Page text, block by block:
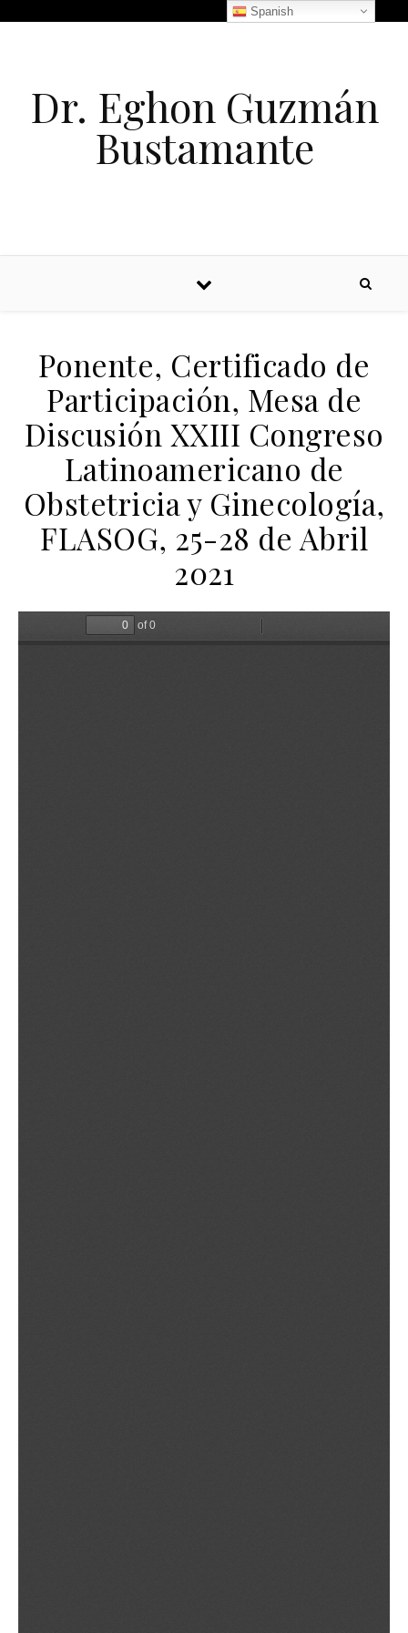
Dr. Eghon Guzmán
Bustamante
Ponente, Certificado de
Participación, Mesa de
Discusión XXIII Congreso
Latinoamericano de
Obstetricia y Ginecología,
FLASOG, 25-28 de Abril
2021
Spanish